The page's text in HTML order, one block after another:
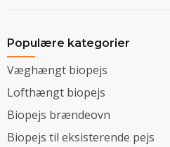
Populære kategorier
Væghængt biopejs
Lofthængt biopejs
Biopejs brændeovn
Biopejs til eksisterende pejs